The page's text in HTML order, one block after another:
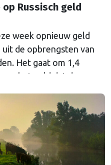
Russisch geld
week opnieuw geld
de opbrengsten van
Het gaat om 1,4
op het geld dat de
bevroor dat geld na de
Continued